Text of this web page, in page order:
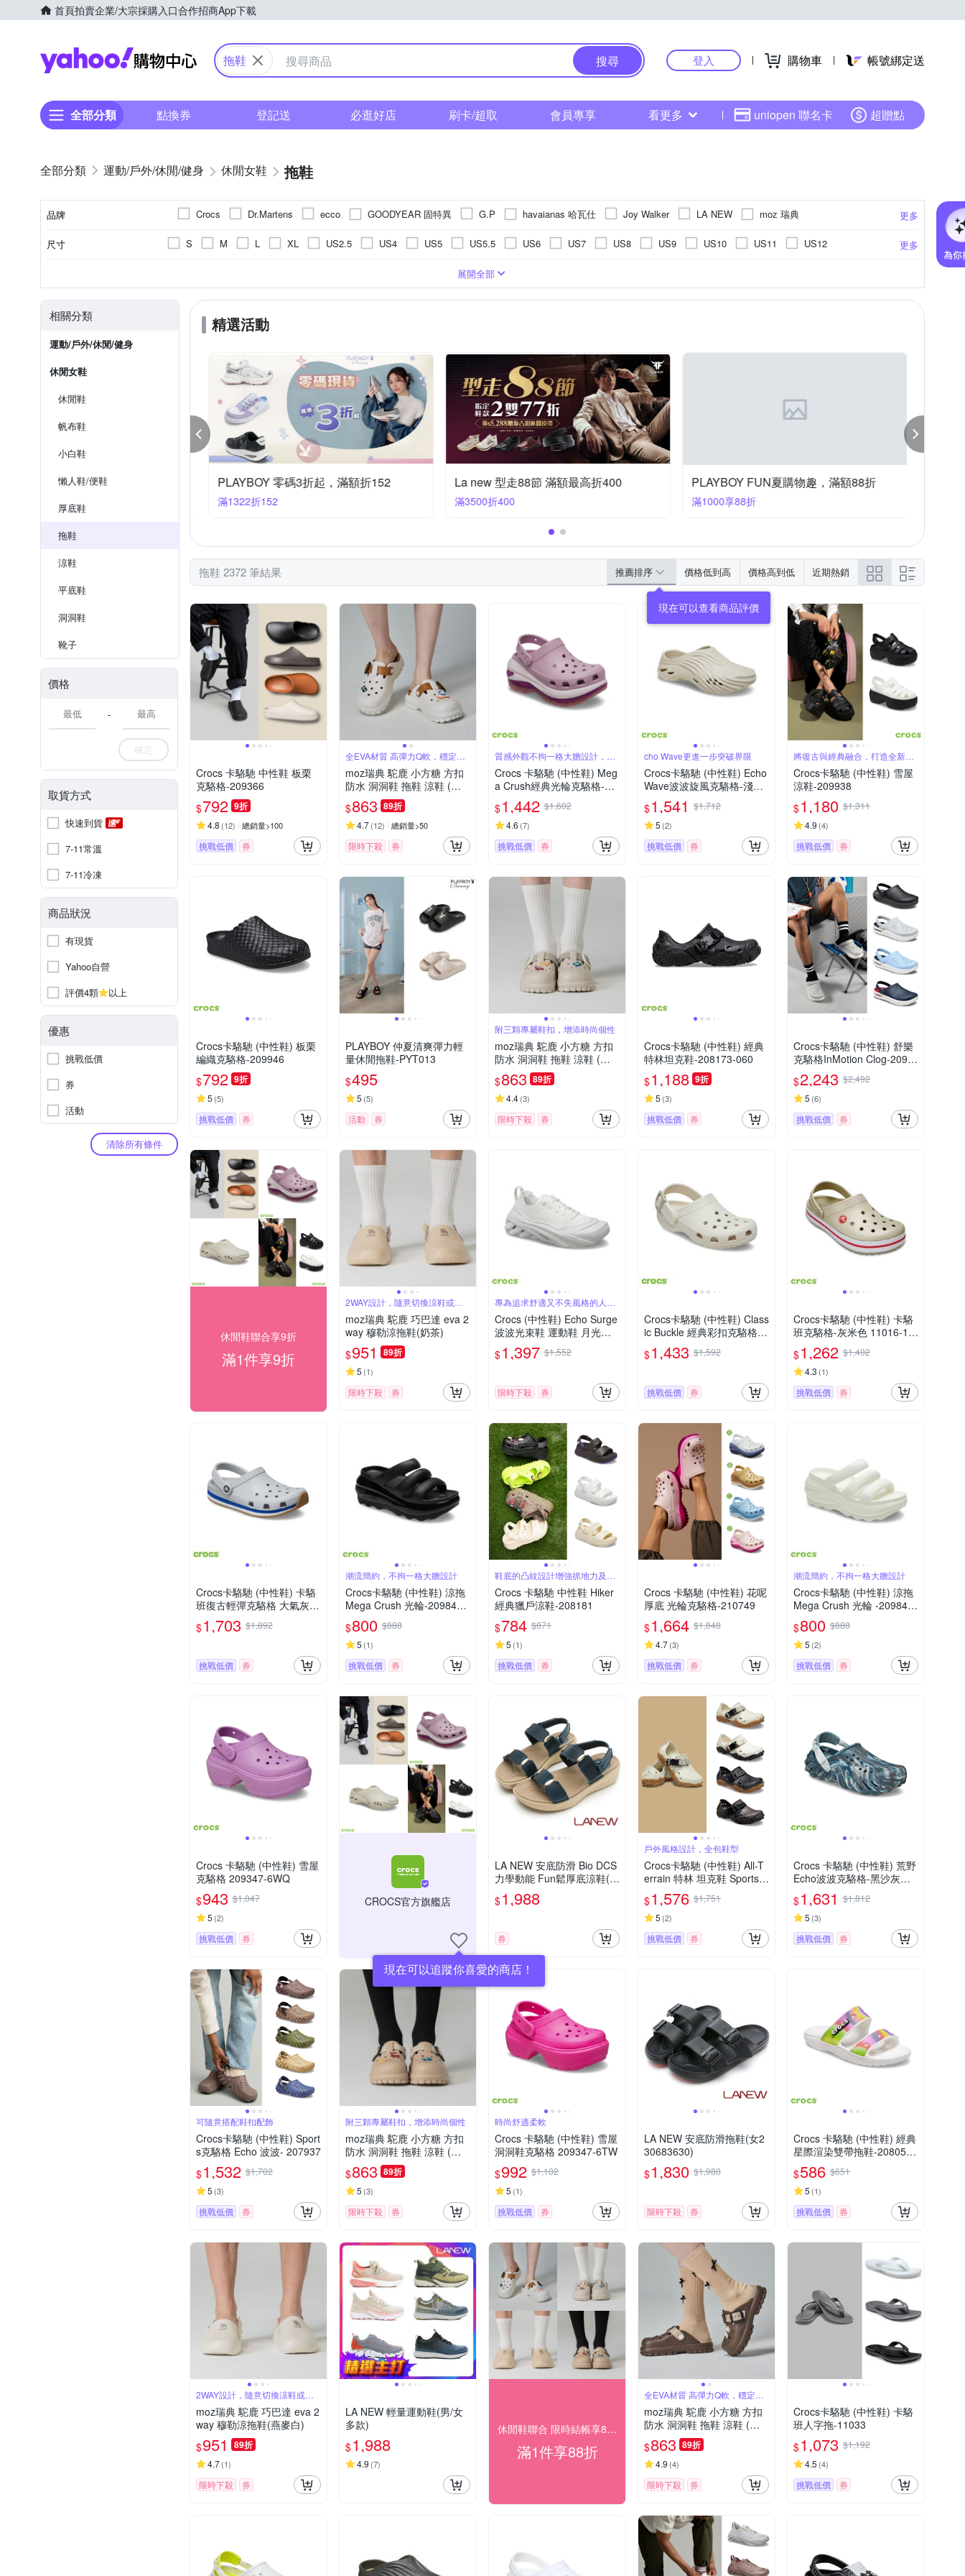
首頁拍賣企業/大宗採購入口合作招商App下載
Yahoo購物中心
拖鞋 搜尋 登入 購物車 帳號綁定送
全部分類 點換券 登記送 必逛好店 刷卡/超取 會員專享 看更多 uniopen 聯名卡 超贈點
運動/戶外/休閒/健身 休閒女鞋 拖鞋
品牌 更多
Crocs Dr.Martens ecco GOODYEAR 固特異 G.P havaianas 哈瓦仕 Joy Walker LA NEW
moz 瑞典
MERRELL
MINNETONKA MOM MINE NIKE OTHERS PLAYBOY QWQ Rainbow Sandals
REEF
尺寸 更多
S M L XL US2.5 US4 US5 US5.5 US6 US7 US8 US9 US10 US11
US12
EU34
EU42
EU43 EU44 EU45 EU46 EU47 UK5 UK6 UK7 UK8 UK9 UK10 UK11
18cm
18.5cm
19cm
羅馬/編織涼鞋
珍珠 鏤空雕花
布面
牛皮 超纖
展開全部
相關分類
運動/戶外/休閒/健身
休閒女鞋
休閒鞋
帆布鞋
小白鞋
懶人鞋/便鞋
厚底鞋
拖鞋
涼鞋
平底鞋
洞洞鞋
靴子
價格
-
確定
取貨方式
快速到貨
7-11常溫
7-11冷凍
商品狀況
有現貨
Yahoo自營
評價4顆
以上
優惠
挑戰低價
券
活動
清除所有條件
精選活動
聯合 限時結帳享88折價 PLAYBOY 零碼3折起，滿額折152
滿1322折152
La new 型走88節 滿額最高折400
滿3500折400
PLAYBOY FUN夏購物趣，滿額88折
滿1000享88折
拖鞋 2372 筆結果 推薦排序 價格低到高 價格高到低 近期熱銷
Crocs 卡駱馳 中性鞋 板栗
克駱格-209366
$792 9折
4.8 (12) 總銷量>100
挑戰低價 券
全EVA材質 高彈力Q軟，穩定支
撐
moz瑞典 駝鹿 小方糖 方扣
防水 洞洞鞋 拖鞋 涼鞋 (白/
太妃糖)
$863 89折
4.7(12) 總銷量>50
限時下殺 券
質感外觀不拘一格大膽設計，演
繹個性魅力
Crocs 卡駱馳 (中性鞋) Meg
a Crush經典光輪克駱格-20
7988
$1,442 $1,602
4.6 (7)
挑戰低價 券
cho Wave更進一步突破界限
Crocs卡駱馳 (中性鞋) Echo
Wave波波旋風克駱格-淺杏
色 210521-0LL
$1,541 $1,712
5 (2)
挑戰低價 券
將復古與經典融合，打造全新鞋
款
Crocs卡駱馳 (中性鞋) 雪屋
涼鞋-209938
$1,180 $1,311
4.9 (4)
挑戰低價 券
Crocs卡駱馳 (中性鞋) 板栗
編織克駱格-209946
$792 9折
5 (5)
挑戰低價 券
PLAYBOY 仲夏清爽彈力輕
量休閒拖鞋-PYT013
$495
5 (5)
活動 券
附三顆專屬鞋扣，增添時尚個性
moz瑞典 駝鹿 小方糖 方扣
防水 洞洞鞋 拖鞋 涼鞋 (灰
白)
$863 89折
4.4(3)
限時下殺 券
Crocs卡駱馳 (中性鞋) 經典
特林坦克鞋-208173-060
$1,188 9折
5 (3)
挑戰低價 券
Crocs卡駱馳 (中性鞋) 舒樂
克駱格InMotion Clog-2099
64
$2,243 $2,492
5 (6)
挑戰低價 券
休閒鞋聯合享9折
滿1件享9折
2WAY設計，隨意切換涼鞋或拖
moz瑞典 駝鹿 巧巴達 eva 2
way 穆勒涼拖鞋(奶茶)
$951 89折
5 (1)
限時下殺 券
專為追求舒適又不失風格的人設
計
Crocs (中性鞋) Echo Surge
波波光束鞋 運動鞋 月光灰
色 210079-1OR
$1,397 $1,552
限時下殺 券
Crocs卡駱馳 (中性鞋) Class
ic Buckle 經典彩扣克駱格-
冰凍米色 213347-2MC
$1,433 $1,592
挑戰低價 券
Crocs卡駱馳 (中性鞋) 卡駱
班克駱格-灰米色 11016-1A
$1,262 $1,402
4.3 (1)
挑戰低價 券
Crocs卡駱馳 (中性鞋) 卡駱
班復古輕彈克駱格 大氣灰色
212831-1FT
$1,703 $1,892
挑戰低價 券
潮流簡約，不拘一格大膽設計
Crocs卡駱馳 (中性鞋) 涼拖
Mega Crush 光輪-209842-
001
$800 $888
5 (1)
挑戰低價 券
鞋底的凸紋設計增強抓地力及支
撐力
Crocs 卡駱馳 中性鞋 Hiker
經典獵戶涼鞋-208181
$784 $871
5 (1)
挑戰低價 券
Crocs 卡駱馳 (中性鞋) 花呢
厚底 光輪克駱格-210749
$1,664 $1,848
4.7(3)
挑戰低價 券
潮流簡約，不拘一格大膽設計
Crocs卡駱馳 (中性鞋) 涼拖
Mega Crush 光輪 -209842-
0WV
$800 $888
5 (2)
挑戰低價 券
Crocs 卡駱馳 (中性鞋) 雪屋
克駱格 209347-6WQ
$943 $1,047
5 (2)
挑戰低價 券
CROCS官方旗艦店
現在可以追蹤你喜愛的商店！
LA NEW 安底防滑 Bio DCS
力學動能 Fun鬆厚底涼鞋(女
229063570)
$1,988
券
戶外風格設計，全包鞋型
Crocs卡駱馳 (中性鞋) All-T
errain 特林 坦克鞋 Sports-2
08173
$1,576 $1,751
5 (2)
挑戰低價 券
Crocs 卡駱馳 (中性鞋) 荒野
Echo波波克駱格-黑沙灰色-
208454-0LE
$1,631 $1,812
5 (3)
挑戰低價 券
可隨意搭配鞋扣配飾
Crocs卡駱馳 (中性鞋) Sport
s克駱格 Echo 波波- 207937
$1,532 $1,702
5 (3)
挑戰低價 券
附三顆專屬鞋扣，增添時尚個性
moz瑞典 駝鹿 小方糖 方扣
防水 洞洞鞋 拖鞋 涼鞋 (奶
茶)
$863 89折
5 (3)
限時下殺 券
時尚舒適柔軟
Crocs 卡駱馳 (中性鞋) 雪屋
洞洞鞋克駱格 209347-6TW
$992 $1,102
5 (1)
挑戰低價 券
LA NEW 安底防滑拖鞋(女2
30683630)
$1,830 $1,980
限時下殺 券
Crocs 卡駱馳 (中性鞋) 經典
星際渲染雙帶拖鞋-208055-
94S
$586 $651
5 (1)
挑戰低價 券
2WAY設計，隨意切換涼鞋或拖
moz瑞典 駝鹿 巧巴達 eva 2
way 穆勒涼拖鞋(燕麥白)
$951 89折
4.7(1)
限時下殺 券
LA NEW 輕量運動鞋(男/女
多款)
$1,988
4.9 (7)
休閒鞋聯合 限時結帳享88折價
滿1件享88折
全EVA材質 高彈力Q軟，穩定支
撐
moz瑞典 駝鹿 小方糖 方扣
防水 洞洞鞋 拖鞋 涼鞋 (巧
克力)
$863 89折
4.9 (4)
限時下殺 券
Crocs卡駱馳 (中性鞋) 卡駱
班人字拖-11033
$1,073 $1,192
4.5 (4)
挑戰低價 券